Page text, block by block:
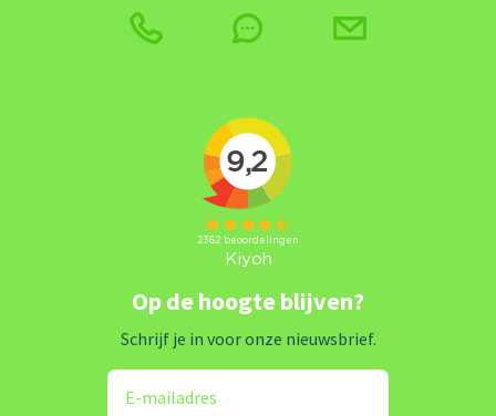
Op de hoogte blijven?
Schrijf je in voor onze nieuwsbrief.